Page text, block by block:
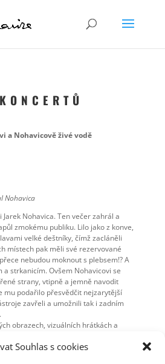
Souhlas s cookies
O N C E R T Ů
a Nohavicově živé vodě
Nohavica
Nohavica. Ten večer zahrál a
zmokému publiku. Lilo jako z konve,
velké deštníky, čímž zacláněli
místech pak měli své rezervované
nebudou moknout s plebsem!? A
a strkanicím. Ovšem Nohavicovi se
strany, vtipně a jemně navodit
mu podařilo přesvědčit nejzarytější
zavřeli a umožnili tak i zadním
obrazech, vizuálních hrátkách a
sílu melodie.